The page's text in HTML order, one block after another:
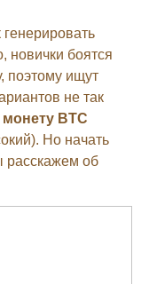
генерировать
новички боятся
поэтому ищут
не так
BTC
Но начать
расскажем об